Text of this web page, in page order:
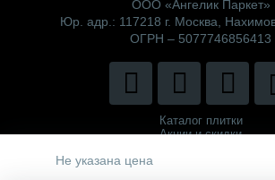
Не указана цена
ООО «Ангелик Паркет»
Юр. адр.: 117218 г. Москва,
ОГРН – 5077746856413
Каталог плитки
Акции и скидки